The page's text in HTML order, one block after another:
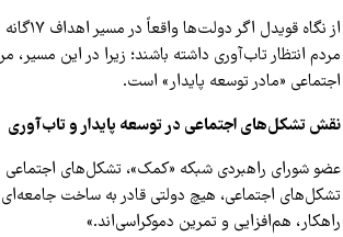
از
مردم انتظار تاب‌آوری داشته باشند؛ زیرا در این
اجتماعی «مادر توسعه پایدار» است.
نقش تشکل‌های اجتماعی در توسعه پایدار و تاب‌آوری
عضو شورای راهبردی شبکه «کمک»، تشکل‌های اجتماعی
تشکل‌های اجتماعی، هیچ دولتی قادر به ساخت جامعه‌ای
راهکار، هم‌افزایی و تمرین دموکراسی‌اند.»